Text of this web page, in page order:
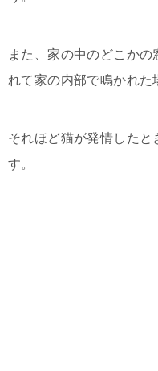
また、家の中のどこか
れて家の内部で鳴かれた
それほど猫が発情した
す。